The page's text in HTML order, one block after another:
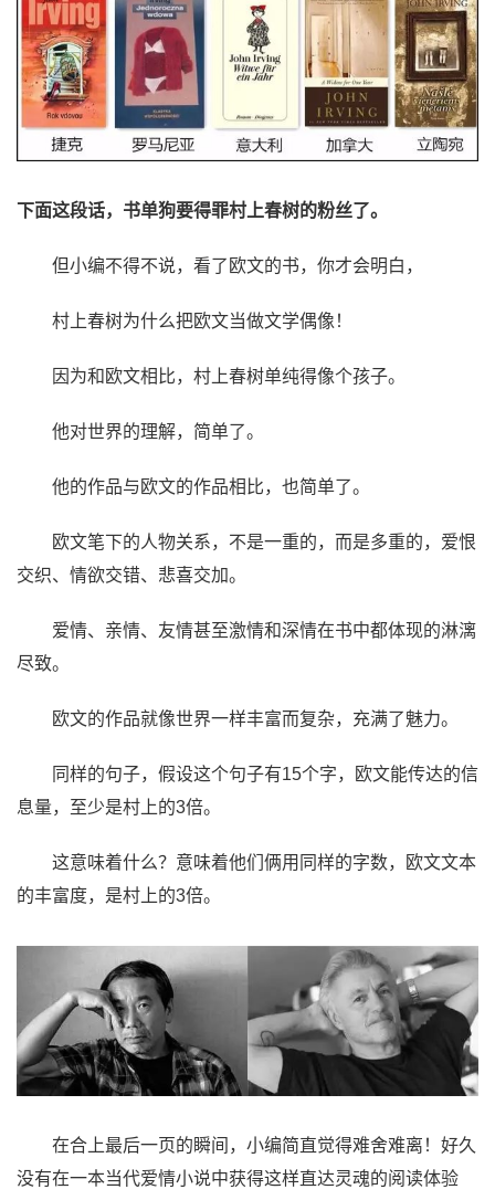
下面这段话，书单狗要得罪村上春树的粉丝了。
但小编不得不说，看了欧文的书，你才会明白，
村上春树为什么把欧文当做文学偶像！
因为和欧文相比，村上春树单纯得像个孩子。
他对世界的理解，简单了。
他的作品与欧文的作品相比，也简单了。
欧文笔下的人物关系，不是一重的，而是多重的，爱恨
交织、情欲交错、悲喜交加。
爱情、亲情、友情甚至激情和深情在书中都体现的淋漓
尽致。
欧文的作品就像世界一样丰富而复杂，充满了魅力。
同样的句子，假设这个句子有15个字，欧文能传达的信
息量，至少是村上的3倍。
这意味着什么？意味着他们俩用同样的字数，欧文文本
的丰富度，是村上的3倍。
在合上最后一页的瞬间，小编简直觉得难舍难离！好久
没有在一本当代爱情小说中获得这样直达灵魂的阅读体验